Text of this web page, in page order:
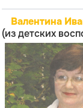
Валентина
(из детских